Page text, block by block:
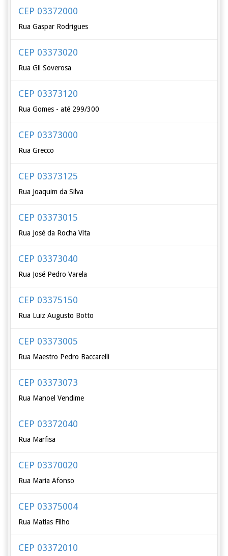
CEP 03372000
Rua Gaspar Rodrigues
CEP 03373020
Rua Gil Soverosa
CEP 03373120
Rua Gomes - até 299/300
CEP 03373000
Rua Grecco
CEP 03373125
Rua Joaquim da Silva
CEP 03373015
Rua José da Rocha Vita
CEP 03373040
Rua José Pedro Varela
CEP 03375150
Rua Luiz Augusto Botto
CEP 03373005
Rua Maestro Pedro Baccarelli
CEP 03373073
Rua Manoel Vendime
CEP 03372040
Rua Marfisa
CEP 03370020
Rua Maria Afonso
CEP 03375004
Rua Matias Filho
CEP 03372010